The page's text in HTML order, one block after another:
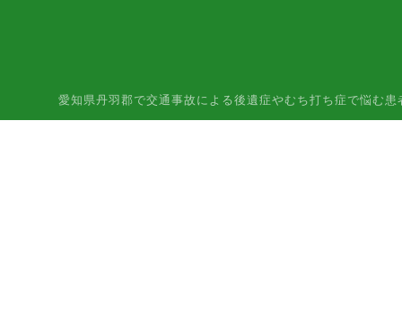
愛知県丹羽郡で交通事故による後遺症やむち打ち症で悩